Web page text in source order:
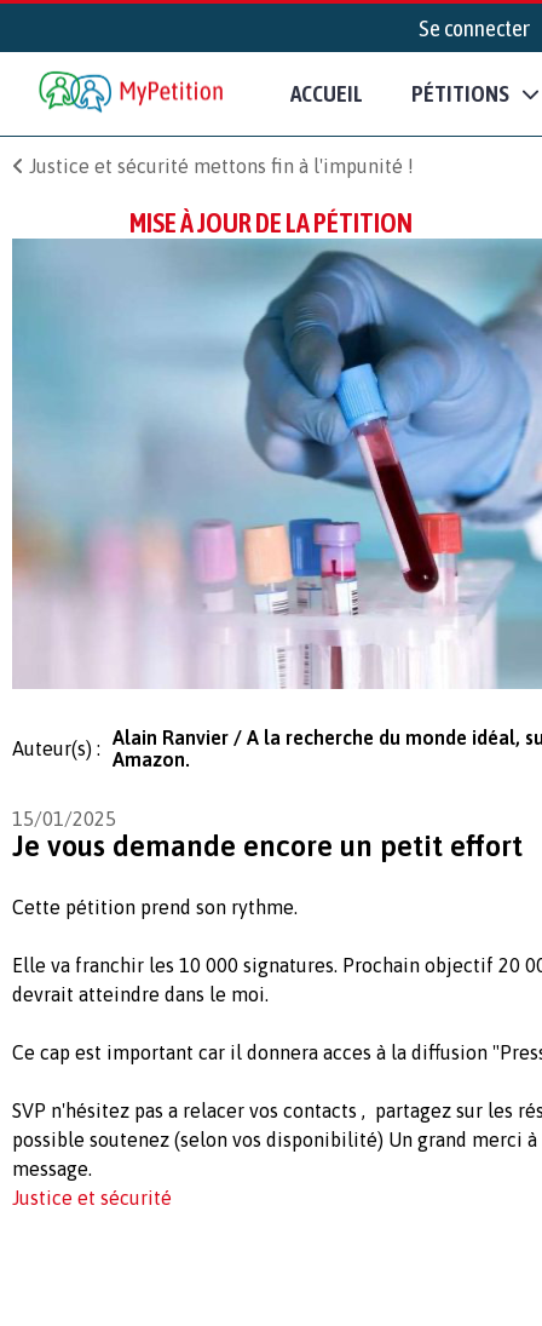
Se connecter
ACCUEIL PÉTITIONS
Justice et sécurité mettons fin à l'impunité !
MISE À JOUR DE LA PÉTITION
Auteur(s) :
Alain Ranvier / A la recherche du monde idéal,
Amazon.
15/01/2025
Je vous demande encore un petit effort
Cette pétition prend son rythme.
Elle va franchir les 10 000 signatures. Prochain objectif 20
devrait atteindre dans le moi.
Ce cap est important car il donnera acces à la diffusion
SVP n'hésitez pas a relacer vos contacts , partagez sur les
possible soutenez (selon vos disponibilité) Un grand merci
message.
Justice et sécurité